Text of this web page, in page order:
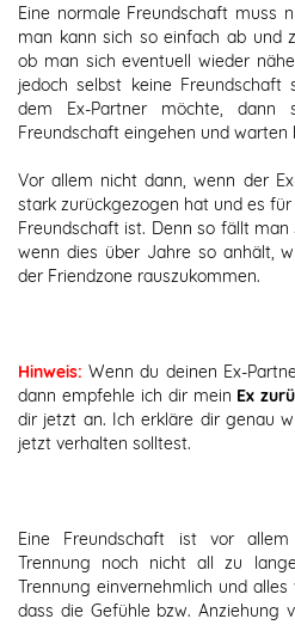
Eine normale Freundschaft muss
man kann sich so einfach ab und
ob man sich eventuell wieder
jedoch selbst keine Freundschaft
dem Ex-Partner möchte,
Freundschaft eingehen und warten
Vor allem nicht dann, wenn der
stark zurückgezogen hat und es
Freundschaft ist. Denn so fällt
wenn dies über Jahre so anhält,
der Friendzone rauszukommen.
Hinweis: Wenn du deinen Ex-
dann empfehle ich dir mein Ex
dir jetzt an. Ich erkläre dir genau
jetzt verhalten solltest.
Eine Freundschaft ist vor
Trennung noch nicht all zu
Trennung einvernehmlich und
dass die Gefühle bzw. Anziehung